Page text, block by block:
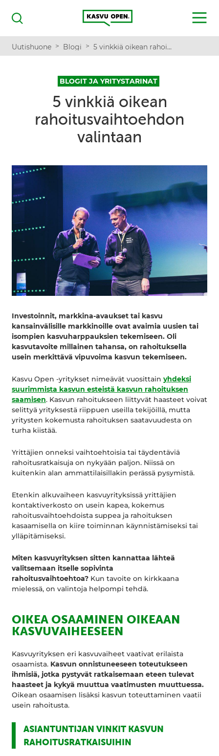
Haku
Kasvu Open
MENU
Uutishuone > Blogi > 5 vinkkiä oikean rahoitusvaihtoehdon valintaan
BLOGIT JA YRITYSTARINAT
5 vinkkiä oikean
rahoitusvaihtoehdon
valintaan
Investoinnit, markkina-avaukset tai kasvu
kansainvälisille markkinoille ovat avaimia uusien tai
isompien kasvuharppauksien tekemiseen. Oli
kasvutavoite millainen tahansa, on rahoituksella
usein merkittävä vipuvoima kasvun tekemiseen.
Kasvu Open -yritykset nimeävät vuosittain yhdeksi
suurimmista kasvun esteistä kasvun rahoituksen
saamisen. Kasvun rahoitukseen liittyvät haasteet voivat
selittyä yrityksestä riippuen useilla tekijöillä, mutta
yritysten kokemusta rahoituksen saatavuudesta on
turha kiistää.
Yrittäjien onneksi vaihtoehtoisia tai täydentäviä
rahoitusratkaisuja on nykyään paljon. Niissä on
kuitenkin alan ammattilaisillakin perässä pysymistä.
Etenkin alkuvaiheen kasvuyrityksissä yrittäjien
kontaktiverkosto on usein kapea, kokemus
rahoitusvaihtoehdoista suppea ja rahoituksen
kasaamisella on kiire toiminnan käynnistämiseksi tai
ylläpitämiseksi.
Miten kasvuyrityksen sitten kannattaa lähteä
valitsemaan itselle sopivinta
rahoitusvaihtoehtoa? Kun tavoite on kirkkaana
mielessä, on valintoja helpompi tehdä.
OIKEA OSAAMINEN OIKEAAN
KASVUVAIHEESEEN
Kasvuyrityksen eri kasvuvaiheet vaativat erilaista
osaamista. Kasvun onnistuneeseen toteutukseen
ihmisiä, jotka pystyvät ratkaisemaan eteen tulevat
haasteet ja kykyä muuttua vaatimusten muuttuessa.
Oikean osaamisen lisäksi kasvun toteuttaminen vaatii
usein rahoitusta.
ASIANTUNTIJAN VINKIT KASVUN
RAHOITUSRATKAISUIHIN